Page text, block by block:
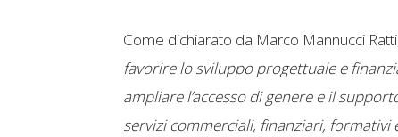
Come dichiarato da Marco Mannucci
favorire lo sviluppo progettuale e
ampliare l’accesso di genere e il
servizi commerciali, finanziari,